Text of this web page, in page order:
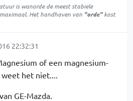
iswanordede meest stabiele
Het handhaven van "orde"kost
22:32:31
of een magnesium-
het niet....
GE-Mazda.